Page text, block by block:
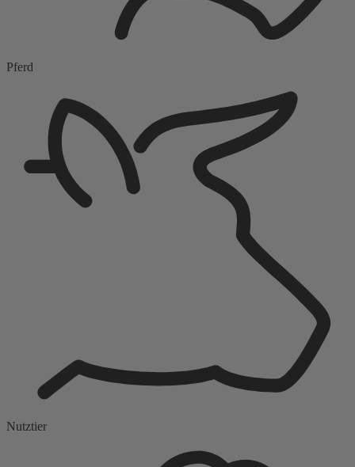
Pferd
Nutztier